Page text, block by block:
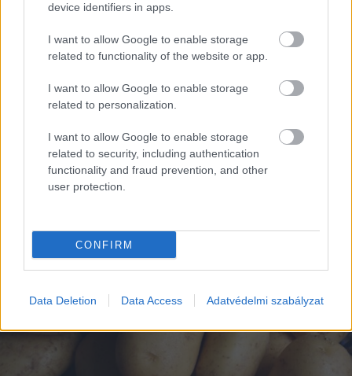
device identifiers in apps.
I want to allow Google to enable storage
related to functionality of the website or app.
I want to allow Google to enable storage
related to personalization.
I want to allow Google to enable storage
related to security, including authentication
functionality and fraud prevention, and other
user protection.
CONFIRM
Data Deletion Data Access Adatvédelmi szabályzat
EZEK IS ÉRDEKELHETNEK